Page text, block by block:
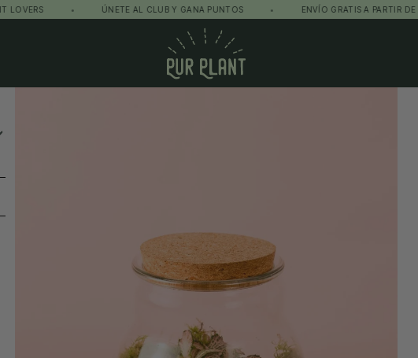
• ÚNETE AL CLUB Y GANA PUNTOS • ENVÍO GRATIS A PARTIR DE 49€
Pur Plant